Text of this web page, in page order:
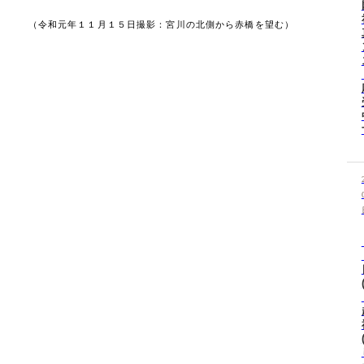
（令和元年１１月１５日撮影：宮川の北側から赤橋を望む）